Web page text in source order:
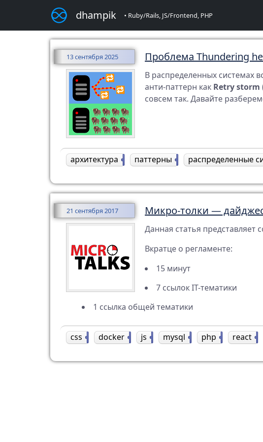
dhampik • Ruby/Rails, JS/Frontend, PHP
13 сентября 2025 Проблема Thundering
В распределенных системах
анти-паттерн как Retry storm
совсем так. Давайте
архитектура паттерны распределенные
21 сентября 2017 Микро-толки —
Данная статья представляет
Вкратце о регламенте:
15 минут
7 ссылок IT-тематики
1 ссылка общей тематики
css docker js mysql php 15 react